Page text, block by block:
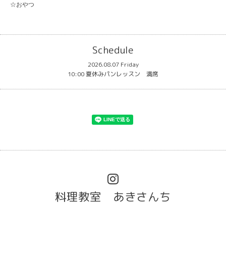
☆おやつ
Schedule
2026.08.07 Friday
10:00 夏休みパンレッスン 満席
料理教室 あきさんち